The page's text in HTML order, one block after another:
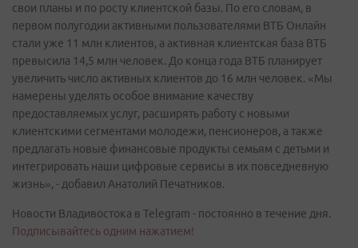
свои планы и по росту клиентской базы. По его словам, в
первом полугодии активными пользователями ВТБ Онлайн
стали уже 11 млн клиентов, а активная клиентская база ВТБ
превысила 14,5 млн человек. До конца года ВТБ планирует
увеличить число активных клиентов до 16 млн человек. «Мы
намерены уделять особое внимание качеству
предоставляемых услуг, расширять работу с новыми
клиентскими сегментами молодежи, пенсионеров, а также
предлагать новые финансовые продукты семьям с детьми и
интегрировать наши цифровые сервисы в их повседневную
жизнь», - добавил Анатолий Печатников.
Новости Владивостока в Telegram - постоянно в течение дня.
Подписывайтесь одним нажатием!